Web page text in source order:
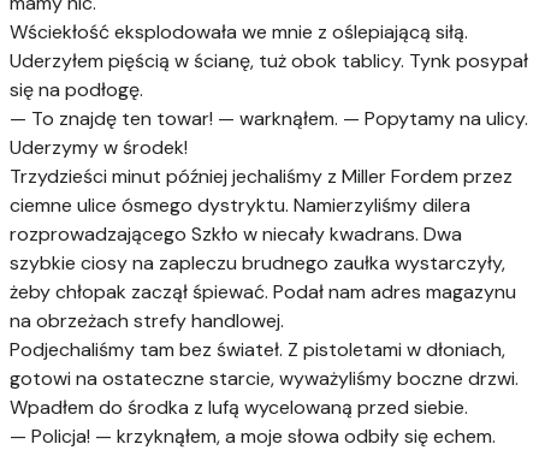
Wściekłość eksplodowała we mnie z oślepiającą siłą.
Uderzyłem pięścią w ścianę, tuż obok tablicy. Tynk posypał
się na podłogę.
— To znajdę ten towar! — warknąłem. — Popytamy na ulicy.
Uderzymy w środek!
Trzydzieści minut później jechaliśmy z Miller Fordem przez
ciemne ulice ósmego dystryktu. Namierzyliśmy dilera
rozprowadzającego Szkło w niecały kwadrans. Dwa
szybkie ciosy na zapleczu brudnego zaułka wystarczyły,
żeby chłopak zaczął śpiewać. Podał nam adres magazynu
na obrzeżach strefy handlowej.
Podjechaliśmy tam bez świateł. Z pistoletami w dłoniach,
gotowi na ostateczne starcie, wyważyliśmy boczne drzwi.
Wpadłem do środka z lufą wycelowaną przed siebie.
— Policja! — krzyknąłem, a moje słowa odbiły się echem.